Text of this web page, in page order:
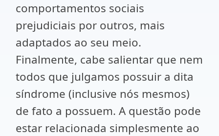
comportamentos sociais
prejudiciais por outros, mais
adaptados ao seu meio.
Finalmente, cabe salientar que nem
todos que julgamos possuir a dita
síndrome (inclusive nós mesmos)
de fato a possuem. A questão pode
estar relacionada simplesmente ao